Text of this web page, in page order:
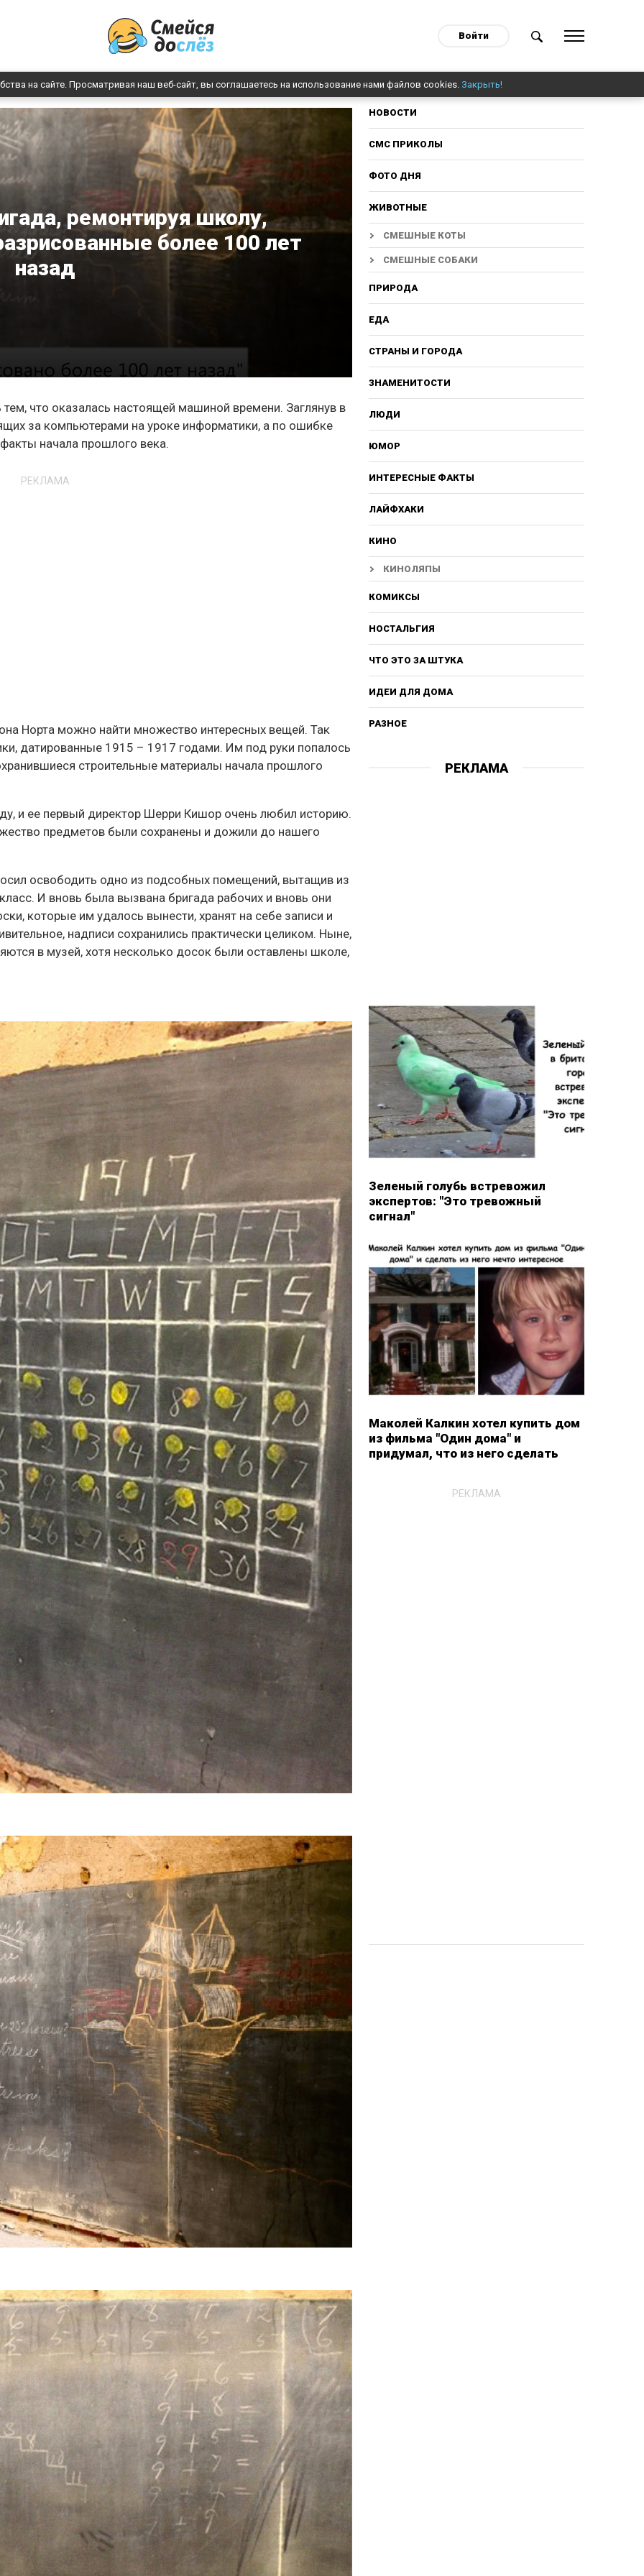
Войти
на сайте. Просматривая наш веб-сайт, вы соглашаетесь на использование нами файлов cookies. Закрыть!
ремонтируя школу,
более 100 лет
назад
что оказалась настоящей машиной времени. Заглянув в
за компьютерами на уроке информатики, а по ошибке
начала прошлого века.
РЕКЛАМА
Норта можно найти множество интересных вещей. Так
датированные 1915 – 1917 годами. Им под руки попалось
строительные материалы начала прошлого
и ее первый директор Шерри Кишор очень любил историю.
предметов были сохранены и дожили до нашего
освободить одно из подсобных помещений, вытащив из
И вновь была вызвана бригада рабочих и вновь они
которые им удалось вынести, хранят на себе записи и
надписи сохранились практически целиком. Ныне,
в музей, хотя несколько досок были оставлены школе,
НОВОСТИ
СМС ПРИКОЛЫ
ФОТО ДНЯ
ЖИВОТНЫЕ
СМЕШНЫЕ КОТЫ
СМЕШНЫЕ СОБАКИ
ПРИРОДА
ЕДА
СТРАНЫ И ГОРОДА
ЗНАМЕНИТОСТИ
ЛЮДИ
ЮМОР
ИНТЕРЕСНЫЕ ФАКТЫ
ЛАЙФХАКИ
КИНО
КИНОЛЯПЫ
КОМИКСЫ
НОСТАЛЬГИЯ
ЧТО ЭТО ЗА ШТУКА
ИДЕИ ДЛЯ ДОМА
РАЗНОЕ
РЕКЛАМА
Зеленый голубь встревожил
экспертов: "Это тревожный
сигнал"
Маколей Калкин хотел купить дом
из фильма "Один дома" и
придумал, что из него сделать
РЕКЛАМА